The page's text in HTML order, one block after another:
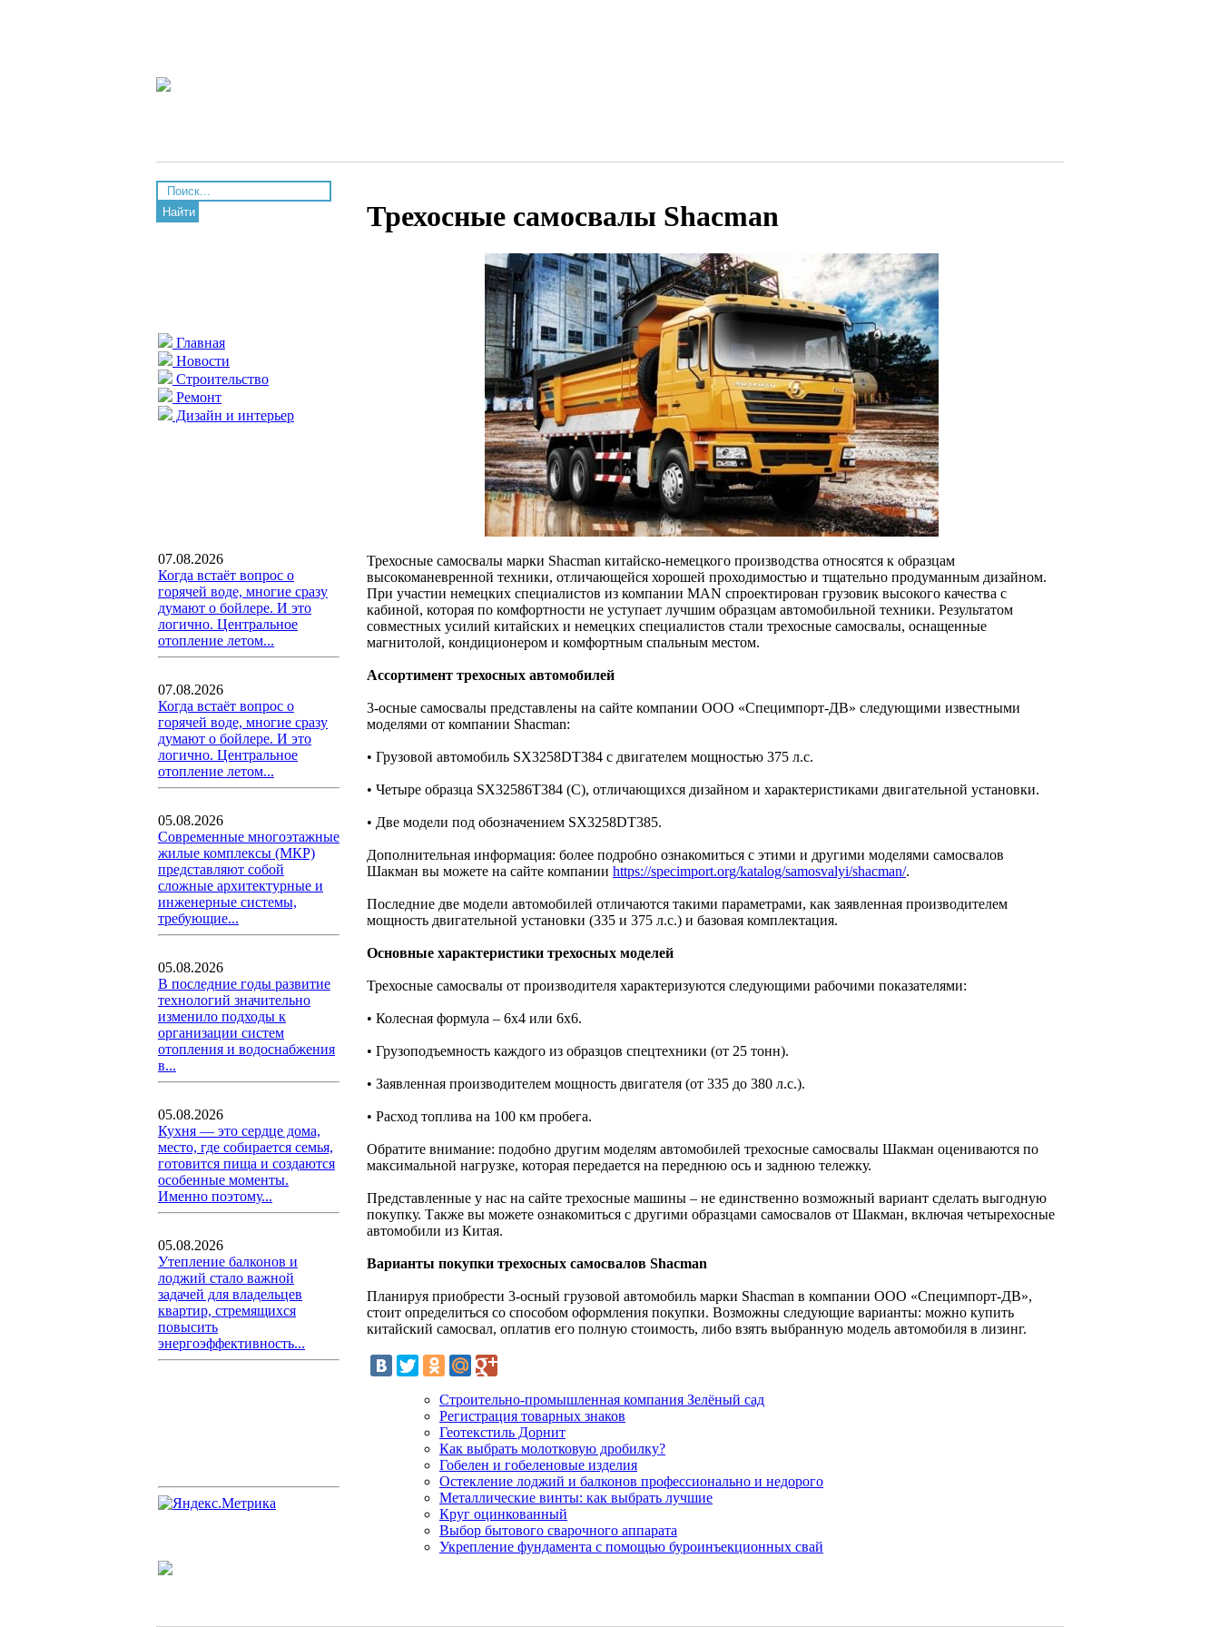
Найти
Главная
Новости
Строительство
Ремонт
Дизайн и интерьер
07.08.2026
Когда встаёт вопрос о
горячей воде, многие сразу
думают о бойлере. И это
логично. Центральное
отопление летом...
07.08.2026
Когда встаёт вопрос о
горячей воде, многие сразу
думают о бойлере. И это
логично. Центральное
отопление летом...
05.08.2026
Современные многоэтажные
жилые комплексы (МКР)
представляют собой
сложные архитектурные и
инженерные системы,
требующие...
05.08.2026
В последние годы развитие
технологий значительно
изменило подходы к
организации систем
отопления и водоснабжения
в...
05.08.2026
Кухня — это сердце дома,
место, где собирается семья,
готовится пища и создаются
особенные моменты.
Именно поэтому...
05.08.2026
Утепление балконов и
лоджий стало важной
задачей для владельцев
квартир, стремящихся
повысить
энергоэффективность...
Трехосные самосвалы Shacman
Трехосные самосвалы марки Shacman китайско-немецкого производства относятся к образцам
высокоманевренной техники, отличающейся хорошей проходимостью и тщательно продуманным дизайном.
При участии немецких специалистов из компании MAN спроектирован грузовик высокого качества с
кабиной, которая по комфортности не уступает лучшим образцам автомобильной техники. Результатом
совместных усилий китайских и немецких специалистов стали трехосные самосвалы, оснащенные
магнитолой, кондиционером и комфортным спальным местом.
Ассортимент трехосных автомобилей
3-осные самосвалы представлены на сайте компании ООО «Специмпорт-ДВ» следующими известными
моделями от компании Shacman:
• Грузовой автомобиль SX3258DT384 с двигателем мощностью 375 л.с.
• Четыре образца SX32586T384 (С), отличающихся дизайном и характеристиками двигательной установки.
• Две модели под обозначением SX3258DT385.
Дополнительная информация: более подробно ознакомиться с этими и другими моделями самосвалов
Шакман вы можете на сайте компании https://specimport.org/katalog/samosvalyi/shacman/.
Последние две модели автомобилей отличаются такими параметрами, как заявленная производителем
мощность двигательной установки (335 и 375 л.с.) и базовая комплектация.
Основные характеристики трехосных моделей
Трехосные самосвалы от производителя характеризуются следующими рабочими показателями:
• Колесная формула – 6х4 или 6х6.
• Грузоподъемность каждого из образцов спецтехники (от 25 тонн).
• Заявленная производителем мощность двигателя (от 335 до 380 л.с.).
• Расход топлива на 100 км пробега.
Обратите внимание: подобно другим моделям автомобилей трехосные самосвалы Шакман оцениваются по
максимальной нагрузке, которая передается на переднюю ось и заднюю тележку.
Представленные у нас на сайте трехосные машины – не единственно возможный вариант сделать выгодную
покупку. Также вы можете ознакомиться с другими образцами самосвалов от Шакман, включая четырехосные
автомобили из Китая.
Варианты покупки трехосных самосвалов Shacman
Планируя приобрести 3-осный грузовой автомобиль марки Shacman в компании ООО «Специмпорт-ДВ»,
стоит определиться со способом оформления покупки. Возможны следующие варианты: можно купить
китайский самосвал, оплатив его полную стоимость, либо взять выбранную модель автомобиля в лизинг.
Строительно-промышленная компания Зелёный сад
Регистрация товарных знаков
Геотекстиль Дорнит
Как выбрать молотковую дробилку?
Гобелен и гобеленовые изделия
Остекление лоджий и балконов профессионально и недорого
Металлические винты: как выбрать лучшие
Круг оцинкованный
Выбор бытового сварочного аппарата
Укрепление фундамента с помощью буроинъекционных свай